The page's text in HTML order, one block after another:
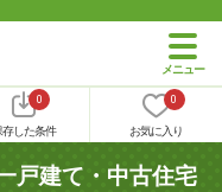
0
存した条件
0
お気に入り
戸建て・中古住宅